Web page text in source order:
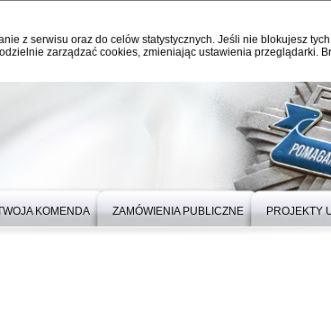
z serwisu oraz do celów statystycznych. Jeśli nie blokujesz
zarządzać cookies, zmieniając ustawienia przeglądarki.
KOMENDA ZAMÓWIENIA PUBLICZNE PROJEKTY